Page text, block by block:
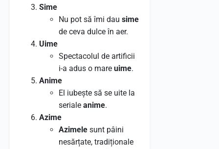
Sime
Nu pot să îmi dau sime
de ceva dulce în aer.
Uime
Spectacolul de artificii
i-a adus o mare uime.
Anime
El iubește să se uite la
seriale anime.
Azime
Azimele sunt pâini
nesărțate, tradiționale